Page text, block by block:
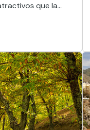
que la